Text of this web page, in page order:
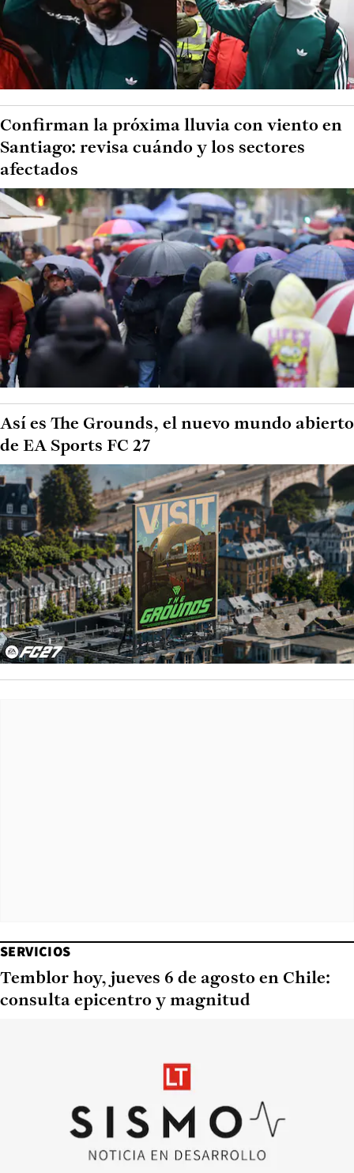
Confirman la próxima lluvia con viento en
Santiago: revisa cuándo y los sectores
afectados
Así es The Grounds, el nuevo mundo abierto
de EA Sports FC 27
SERVICIOS
Temblor hoy, jueves 6 de agosto en Chile:
consulta epicentro y magnitud